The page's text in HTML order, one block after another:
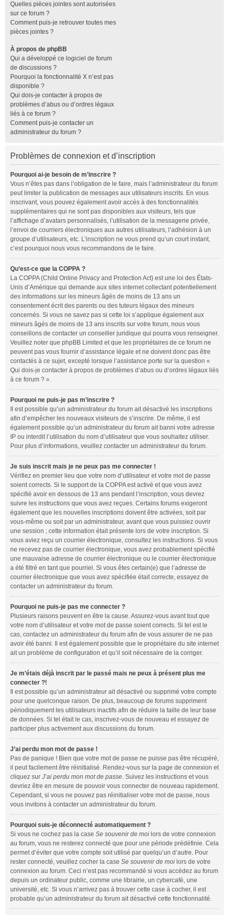
Quelles pièces jointes sont autorisées
sur ce forum ?
Comment puis-je retrouver toutes mes
pièces jointes ?
À propos de phpBB
Qui a développé ce logiciel de forum
de discussions ?
Pourquoi la fonctionnalité X n’est pas
disponible ?
Qui dois-je contacter à propos de
problèmes d’abus ou d’ordres légaux
liés à ce forum ?
Comment puis-je contacter un
administrateur du forum ?
Problèmes de connexion et d’inscription
Pourquoi ai-je besoin de m’inscrire ?
Vous n’êtes pas dans l’obligation de le faire, mais l’administrateur du forum
peut limiter la publication de messages aux utilisateurs inscrits. En vous
inscrivant, vous pouvez également avoir accès à des fonctionnalités
supplémentaires qui ne sont pas disponibles aux visiteurs, tels que
l’affichage d’avatars personnalisés, l’utilisation de la messagerie privée,
l’envoi de courriers électroniques aux autres utilisateurs, l’adhésion à un
groupe d’utilisateurs, etc. L’inscription ne vous prend qu’un court instant,
c’est pourquoi nous vous recommandons de le faire.
Qu’est-ce que la COPPA ?
La COPPA (Child Online Privacy and Protection Act) est une loi des États-
Unis d’Amérique qui demande aux sites internet collectant potentiellement
des informations sur les mineurs âgés de moins de 13 ans un
consentement écrit des parents ou des tuteurs légaux des mineurs
concernés. Si vous ne savez pas si cette loi s’applique également aux
mineurs âgés de moins de 13 ans inscrits sur votre forum, nous vous
conseillons de contacter un conseiller juridique qui pourra vous renseigner.
Veuillez noter que phpBB Limited et que les propriétaires de ce forum ne
peuvent pas vous fournir d’assistance légale et ne doivent donc pas être
contactés à ce sujet, excepté lorsque l’assistance porte sur la question «
Qui dois-je contacter à propos de problèmes d’abus ou d’ordres légaux liés
à ce forum ? ».
Pourquoi ne puis-je pas m’inscrire ?
Il est possible qu’un administrateur du forum ait désactivé les inscriptions
afin d’empêcher les nouveaux visiteurs de s’inscrire. De même, il est
également possible qu’un administrateur du forum ait banni votre adresse
IP ou interdit l’utilisation du nom d’utilisateur que vous souhaitez utiliser.
Pour plus d’informations, veuillez contacter un administrateur du forum.
Je suis inscrit mais je ne peux pas me connecter !
Vérifiez en premier lieu que votre nom d’utilisateur et votre mot de passe
soient corrects. Si le support de la COPPA est activé et que vous avez
spécifié avoir en dessous de 13 ans pendant l’inscription, vous devrez
suivre les instructions que vous avez reçues. Certains forums exigeront
également que les nouvelles inscriptions doivent être activées, soit par
vous-même ou soit par un administrateur, avant que vous puissiez ouvrir
une session ; cette information était présente lors de votre inscription. Si
vous aviez reçu un courrier électronique, consultez les instructions. Si vous
ne recevez pas de courrier électronique, vous avez probablement spécifié
une mauvaise adresse de courrier électronique ou le courrier électronique
a été filtré en tant que pourriel. Si vous êtes certain(e) que l’adresse de
courrier électronique que vous avez spécifiée était correcte, essayez de
contacter un administrateur du forum.
Pourquoi ne puis-je pas me connecter ?
Plusieurs raisons peuvent en être la cause. Assurez-vous avant tout que
votre nom d’utilisateur et votre mot de passe soient corrects. Si tel est le
cas, contactez un administrateur du forum afin de vous assurer de ne pas
avoir été banni. Il est également possible que le propriétaire du site internet
ait un problème de configuration et qu’il soit nécessaire de la corriger.
Je m’étais déjà inscrit par le passé mais ne peux à présent plus me
connecter ?!
Il est possible qu’un administrateur ait désactivé ou supprimé votre compte
pour une quelconque raison. De plus, beaucoup de forums suppriment
périodiquement les utilisateurs inactifs afin de réduire la taille de leur base
de données. Si tel était le cas, inscrivez-vous de nouveau et essayez de
participer plus activement aux discussions du forum.
J’ai perdu mon mot de passe !
Pas de panique ! Bien que votre mot de passe ne puisse pas être récupéré,
il peut facilement être réinitialisé. Rendez-vous sur la page de connexion et
cliquez sur J’ai perdu mon mot de passe. Suivez les instructions et vous
devriez être en mesure de pouvoir vous connecter de nouveau rapidement.
Cependant, si vous ne pouvez pas réinitialiser votre mot de passe, nous
vous invitons à contacter un administrateur du forum.
Pourquoi suis-je déconnecté automatiquement ?
Si vous ne cochez pas la case Se souvenir de moi lors de votre connexion
au forum, vous ne resterez connecté que pour une période prédéfinie. Cela
permet d’éviter que votre compte soit utilisé par quelqu’un d’autre. Pour
rester connecté, veuillez cocher la case Se souvenir de moi lors de votre
connexion au forum. Ceci n’est pas recommandé si vous accédez au forum
depuis un ordinateur public, comme une librairie, un cybercafé, une
université, etc. Si vous n’arrivez pas à trouver cette case à cocher, il est
probable qu’un administrateur du forum ait désactivé cette fonctionnalité.